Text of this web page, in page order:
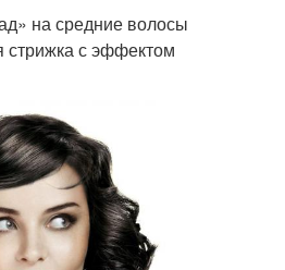
на средние волосы
стрижка с эффектом